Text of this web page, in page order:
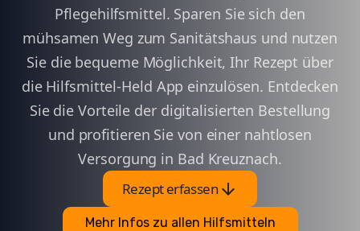
Pflegehilfsmittel. Sparen Sie sich den
mühsamen Weg zum Sanitätshaus und nutzen
Sie die bequeme Möglichkeit, Ihr Rezept über
die Hilfsmittel-Held App einzulösen. Entdecken
Sie die Vorteile der digitalisierten Bestellung
und profitieren Sie von einer nahtlosen
Versorgung in Bad Kreuznach.
Rezept erfassenarrow_downward
Mehr Infos zu allen Hilfsmitteln